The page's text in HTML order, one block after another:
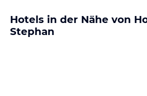
Hotels in der Nähe von
Stephan